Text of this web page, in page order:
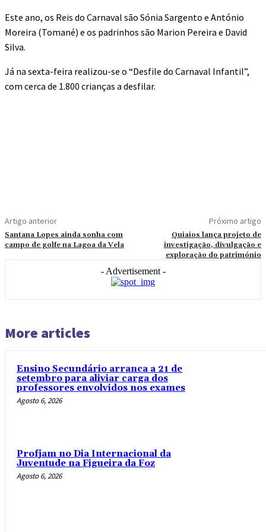
Este ano, os Reis do Carnaval são Sónia Sargento e António
Moreira (Tomané) e os padrinhos são Marion Pereira e David
Silva.
Já na sexta-feira realizou-se o “Desfile do Carnaval Infantil”,
com cerca de 1.800 crianças a desfilar.
Artigo anterior
Santana Lopes ainda sonha com
campo de golfe na Lagoa da Vela
Próximo artigo
Quiaios lança projeto de
investigação, divulgação e
exploração do património
- Advertisement -
More articles
Ensino Secundário arranca a 21 de
setembro para aliviar carga dos
professores envolvidos nos exames
Agosto 6, 2026
Profjam no Dia Internacional da
Juventude na Figueira da Foz
Agosto 6, 2026